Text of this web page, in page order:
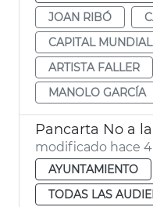
JOAN RIBÓ
CAPITAL
ARTISTA FALLER
MANOLO GARCÍA
Pancarta No a
modificado hace
AYUNTAMIENTO
TODAS LAS